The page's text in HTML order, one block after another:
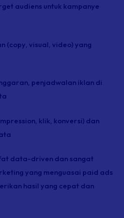
audiens untuk kampanye
(copy , visual, video) yang
penjadwalan iklan di
, klik, konversi) dan
data-driven dan sangat
yang menguasai paid ads
hasil yang cepat dan